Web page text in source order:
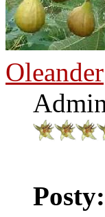
Oleander
Posty: